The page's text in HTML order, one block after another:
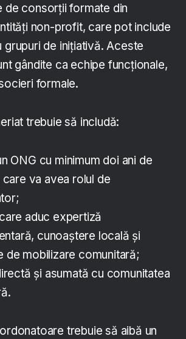
de consorții formate din
non-profit, care pot include
grupuri de inițiativă. Aceste
gândite ca echipe funcționale,
formale.
trebuie să includă:
ONG cu minimum doi ani de
va avea rolul de
aduc expertiză
cunoaștere locală și
de mobilizare comunitară;
și asumată cu comunitatea
trebuie să aibă un